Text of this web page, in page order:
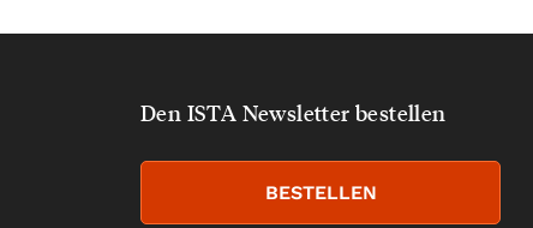
Den ISTA Newsletter bestellen
BESTELLEN